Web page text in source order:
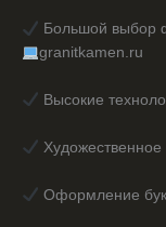
Большой выбор
granitkamen.ru
Высокие
Оформление